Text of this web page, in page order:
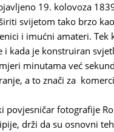
19. kolovoza
svijetom tako brzo
i imućni amateri.
i kada je konstruiran
minutama već
a to znači za
povjesničar fotografije
drži da su osnovni